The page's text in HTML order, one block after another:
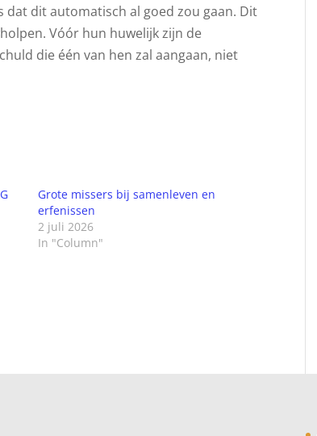
dit automatisch al goed zou gaan. Dit
Vóór hun huwelijk zijn de
die één van hen zal aangaan, niet
Grote missers bij samenleven en
erfenissen
2 juli 2026
In "Column"